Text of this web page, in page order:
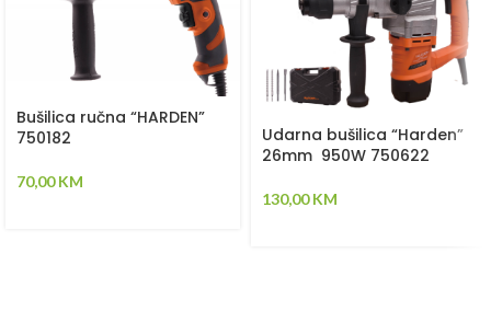
Bušilica ručna “HARDEN”
750182
70,00KM
Udarna bušilica “Harden”
26mm 950W 750622
130,00KM